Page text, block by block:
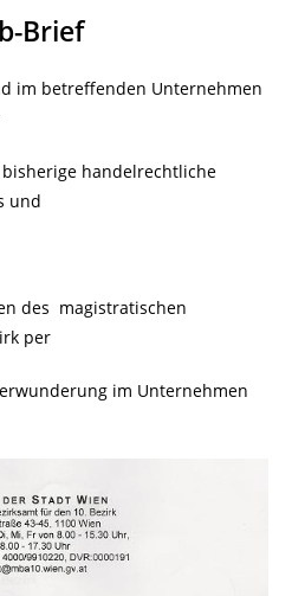
Brief
im betreffenden Unternehmen
handelrechtliche
und
des magistratischen
per
im Unternehmen